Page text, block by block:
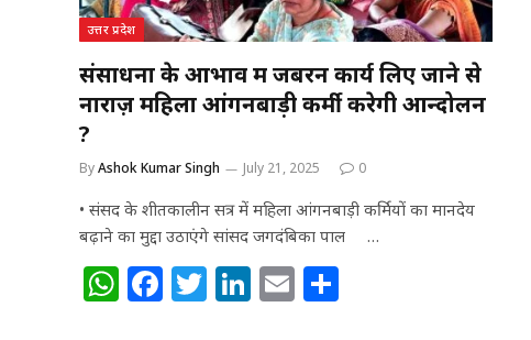
उत्तर प्रदेश
संसाधनों के आभाव में जबरन कार्य लिए जाने से
नाराज़ महिला आंगनबाड़ी कर्मी करेगी आन्दोलन
?
ByAshok Kumar Singh July 21, 2025 0
• संसद के शीतकालीन सत्र में महिला आंगनबाड़ी कर्मियों का मानदेय
बढ़ाने का मुद्दा उठाएंगे सांसद जगदंबिका पाल …
W
h
F
a
T
w
Li
n
E
m